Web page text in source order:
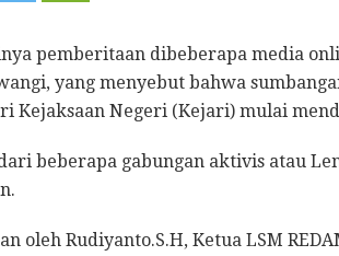
pemberitaan dibeberapa media
yang menyebut bahwa
Kejaksaan Negeri (Kejari) mulai
beberapa gabungan aktivis atau
oleh Rudiyanto.S.H, Ketua LSM